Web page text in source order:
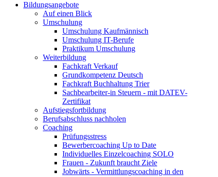
Bildungsangebote
Auf einen Blick
Umschulung
Umschulung Kaufmännisch
Umschulung IT-Berufe
Praktikum Umschulung
Weiterbildung
Fachkraft Verkauf
Grundkompetenz Deutsch
Fachkraft Buchhaltung Trier
Sachbearbeiter-in Steuern - mit DATEV-
Zertifikat
Aufstiegsfortbildung
Berufsabschluss nachholen
Coaching
Prüfungsstress
Bewerbercoaching Up to Date
Individuelles Einzelcoaching SOLO
Frauen - Zukunft braucht Ziele
Jobwärts - Vermittlungscoaching in den